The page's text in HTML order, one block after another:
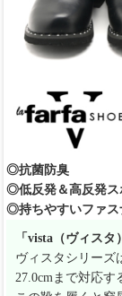
◎抗菌防臭
◎低反発＆高反発ス
◎持ちやすいファス
「vista（ヴィス
ヴィスタシリーズ
27.0cmまで対応す